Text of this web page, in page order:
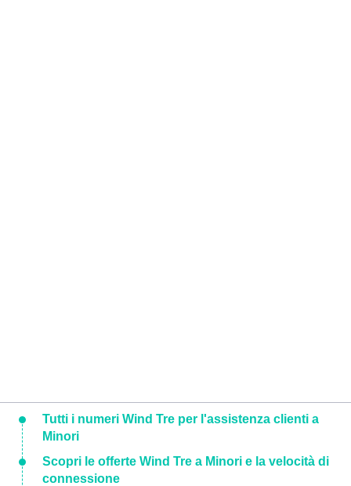
Tutti i numeri Wind Tre per l'assistenza clienti a
Minori
Scopri le offerte Wind Tre a Minori e la velocità di
connessione